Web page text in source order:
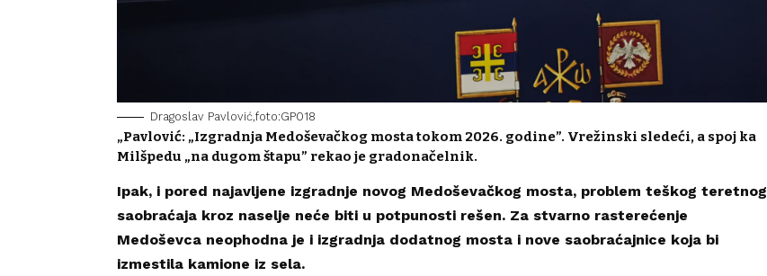
Dragoslav Pavlović,foto:GP018
„Pavlović: „Izgradnja Medoševačkog mosta tokom 2026. godine”. Vrežinski sledeći, a spoj ka
Milšpedu „na dugom štapu” rekao je gradonačelnik.
Ipak, i pored najavljene izgradnje novog Medoševačkog mosta, problem teškog teretnog
saobraćaja kroz naselje neće biti u potpunosti rešen. Za stvarno rasterećenje
Medoševca neophodna je i izgradnja dodatnog mosta i nove saobraćajnice koja bi
izmestila kamione iz sela.